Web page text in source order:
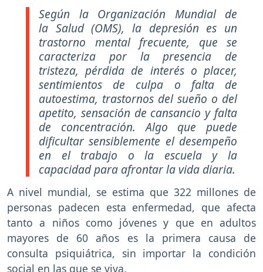
Según la Organización Mundial de
la Salud (OMS), la depresión es un
trastorno mental frecuente, que se
caracteriza por la presencia de
tristeza, pérdida de interés o placer,
sentimientos de culpa o falta de
autoestima, trastornos del sueño o del
apetito, sensación de cansancio y falta
de concentración. Algo que puede
dificultar sensiblemente el desempeño
en el trabajo o la escuela y la
capacidad para afrontar la vida diaria.
A nivel mundial, se estima que 322 millones de
personas padecen esta enfermedad, que afecta
tanto a niños como jóvenes y que en adultos
mayores de 60 años es la primera causa de
consulta psiquiátrica, sin importar la condición
social en las que se viva.